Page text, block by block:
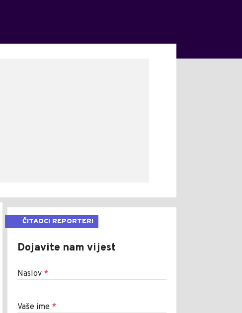
ČITAOCI REPORTERI
Dojavite nam vijest
Naslov *
Vaše ime *